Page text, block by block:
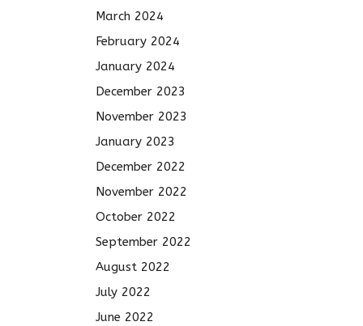
March 2024
February 2024
January 2024
December 2023
November 2023
January 2023
December 2022
November 2022
October 2022
September 2022
August 2022
July 2022
June 2022